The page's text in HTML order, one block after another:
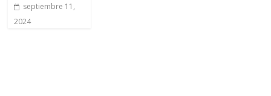
septiembre 11,
2024